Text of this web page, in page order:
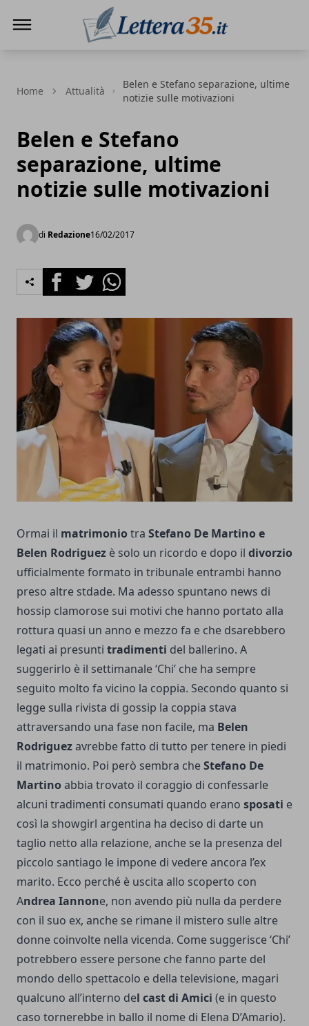
Home Attualità
Belen e Stefano separazione, ultime
notizie sulle motivazioni
Belen e Stefano
separazione, ultime
notizie sulle motivazioni
di Redazione16/02/2017
FacebookTwitterWhatsapp
Ormai il matrimonio tra Stefano De Martino e
Belen Rodriguez è solo un ricordo e dopo il divorzio
ufficialmente formato in tribunale entrambi hanno
preso altre stdade. Ma adesso spuntano news di
hossip clamorose sui motivi che hanno portato alla
rottura quasi un anno e mezzo fa e che dsarebbero
legati ai presunti tradimenti del ballerino. A
suggerirlo è il settimanale ‘Chi’ che ha sempre
seguito molto fa vicino la coppia. Secondo quanto si
legge sulla rivista di gossip la coppia stava
attraversando una fase non facile, ma Belen
Rodriguezavrebbe fatto di tutto per tenere in piedi
il matrimonio. Poi però sembra cheStefano De
Martino abbia trovato il coraggio di confessarle
alcuni tradimenti consumati quando erano sposati e
così la showgirl argentina ha deciso di darte un
taglio netto alla relazione, anche se la presenza del
piccolo santiago le impone di vedere ancora l’ex
marito. Ecco perché è uscita allo scoperto con
Andrea Iannone, non avendo più nulla da perdere
con il suo ex, anche se rimane il mistero sulle altre
donne coinvolte nella vicenda. Come suggerisce ‘Chi’
potrebbero essere persone che fanno parte del
mondo dello spettacolo e della televisione, magari
qualcuno all’interno del cast di Amici (e in questo
caso tornerebbe in ballo il nome di Elena D’Amario).